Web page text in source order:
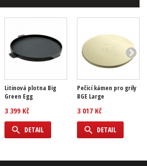
Litinová plotna Big
Green Egg
3 399 Kč
DETAIL
Pečící kámen pro grily
BGE Large
3 017 Kč
DETAIL